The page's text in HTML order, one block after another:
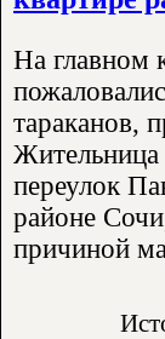
На главном
тараканов,
Жительница
переулок
районе
причиной